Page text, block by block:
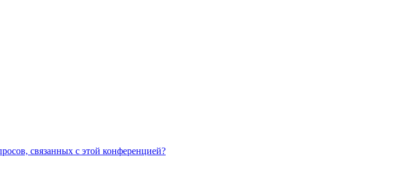
связанных с этой конференцией?